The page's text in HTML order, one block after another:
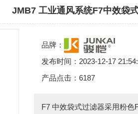
JMB7 工业通风系统F7中效袋
品牌：
发布时间： 2023-12-17
产品点击： 6187
F7 中效袋式过滤器采用粉